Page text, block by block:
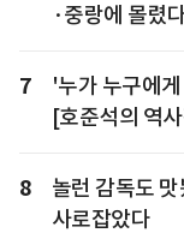
·중랑에 몰렸
7
'누가 누구에
[호준석의 역
8
놀런 감독도
사로잡았다